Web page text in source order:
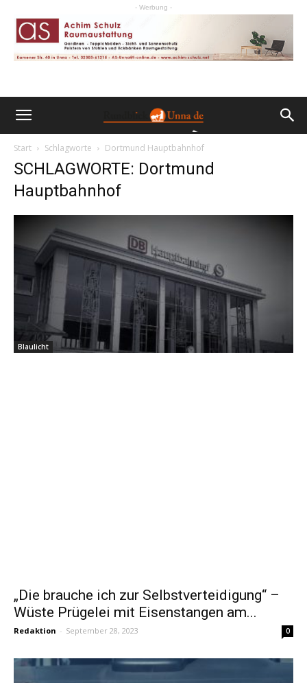
- Werbung -
Start Schlagworte Dortmund Hauptbahnhof
SCHLAGWORTE: Dortmund
Hauptbahnhof
Blaulicht
„Die brauche ich zur Selbstverteidigung“ –
Wüste Prügelei mit Eisenstangen am...
Redaktion - September 28, 2023 0